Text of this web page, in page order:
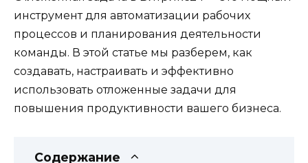
инструмент для автоматизации рабочих
процессов и планирования деятельности
команды. В этой статье мы разберем, как
создавать, настраивать и эффективно
использовать отложенные задачи для
повышения продуктивности вашего бизнеса.
Содержание